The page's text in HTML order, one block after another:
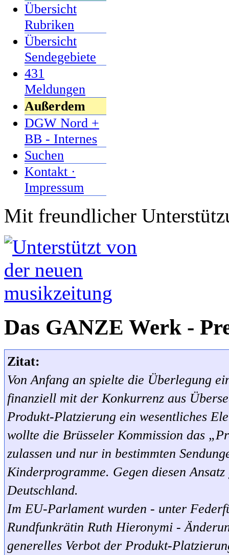
Übersicht
Rubriken
Übersicht
Sendegebiete
431
Meldungen
Außerdem
DGW Nord +
BB - Internes
Suchen
Kontakt ·
Impressum
Mit freundlicher
Das GANZE Werk -
Zitat:
Von Anfang an spielte die Überlegung
finanziell mit der Konkurrenz aus
Produkt-Platzierung ein wesentliches
wollte die Brüsseler Kommission das
zulassen und nur in bestimmten
Kinderprogramme. Gegen diesen
Deutschland.
Im EU-Parlament wurden - unter
Rundfunkrätin Ruth Hieronymi -
generelles Verbot der Produkt-